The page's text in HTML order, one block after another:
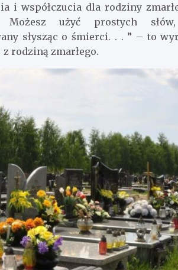
i współczucia dla rodziny
użyć prostych
słysząc o śmierci. . . ” – to
rodziną zmarłego.